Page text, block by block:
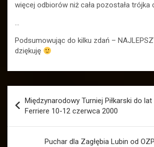
więcej odbiorów niż cała pozostała trójka
…
Podsumowując do kilku zdań –
dziękuję
wpisu
Międzynarodowy Turniej Piłkarski do
Ferriere 10-12 czerwca 2000
Puchar dla Zagłębia Lubin od